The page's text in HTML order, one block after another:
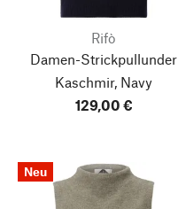
Rifò
Damen-Strickpullunder
Kaschmir, Navy
129,00 €
Neu